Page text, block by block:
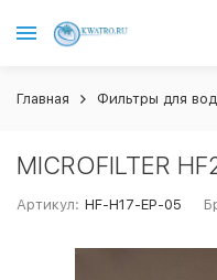
Главная Фильтры для
MICROFILTER
Артикул: HF-H17-EP-05